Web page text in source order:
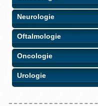
Neurologie
Oftalmologie
Oncologie
Urologie